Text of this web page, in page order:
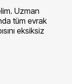
Uzman
tüm evrak
eksiksiz